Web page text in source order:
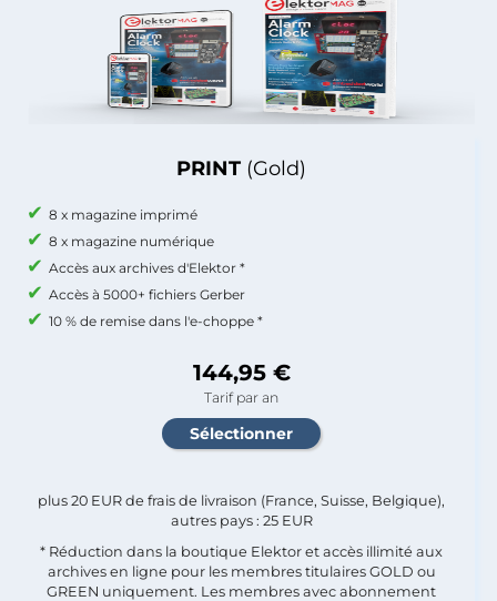
PRINT (Gold)
8 x magazine imprimé
8 x magazine numérique
Accès aux archives d'Elektor *
Accès à 5000+ fichiers Gerber
10 % de remise dans l'e-choppe *
144,95 €
Tarif par an
plus 20 EUR de frais de livraison (France, Suisse, Belgique),
autres pays : 25 EUR
* Réduction dans la boutique Elektor et accès illimité aux
archives en ligne pour les membres titulaires GOLD ou
GREEN uniquement. Les membres avec abonnement